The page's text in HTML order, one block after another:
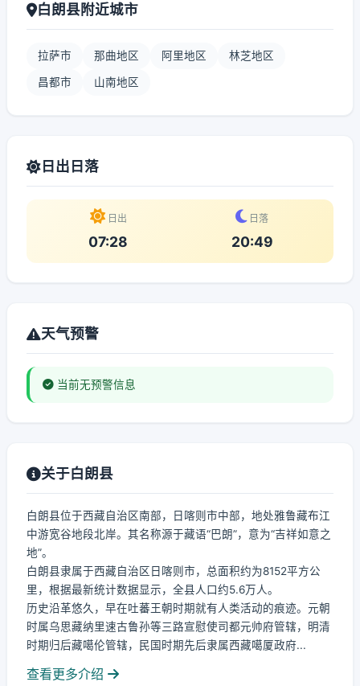
白朗县附近城市
拉萨市 那曲地区 阿里地区 林芝地区
昌都市 山南地区
日出日落
日出
07:28
日落
20:49
天气预警
当前无预警信息
关于白朗县
白朗县位于西藏自治区南部，日喀则市中部，地处雅鲁藏布江
中游宽谷地段北岸。其名称源于藏语“巴朗”，意为“吉祥如意之
地”。
白朗县隶属于西藏自治区日喀则市，总面积约为8152平方公
里，根据最新统计数据显示，全县人口约5.6万人。
历史沿革悠久，早在吐蕃王朝时期就有人类活动的痕迹。元朝
时属乌思藏纳里速古鲁孙等三路宣慰使司都元帅府管辖，明清
时期归后藏噶伦管辖，民国时期先后隶属西藏噶厦政府...
查看更多介绍